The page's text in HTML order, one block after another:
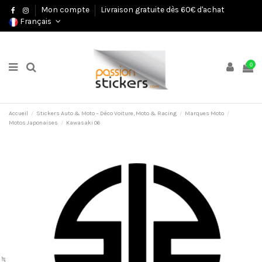
Mon compte
Livraison gratuite dès 60€ d'achat
Français
0
Accueil Stickers Auto & Moto – Déco Voiture, Moto & Racing
Marques Moto
Motos Japonaises
Kawasaki 06